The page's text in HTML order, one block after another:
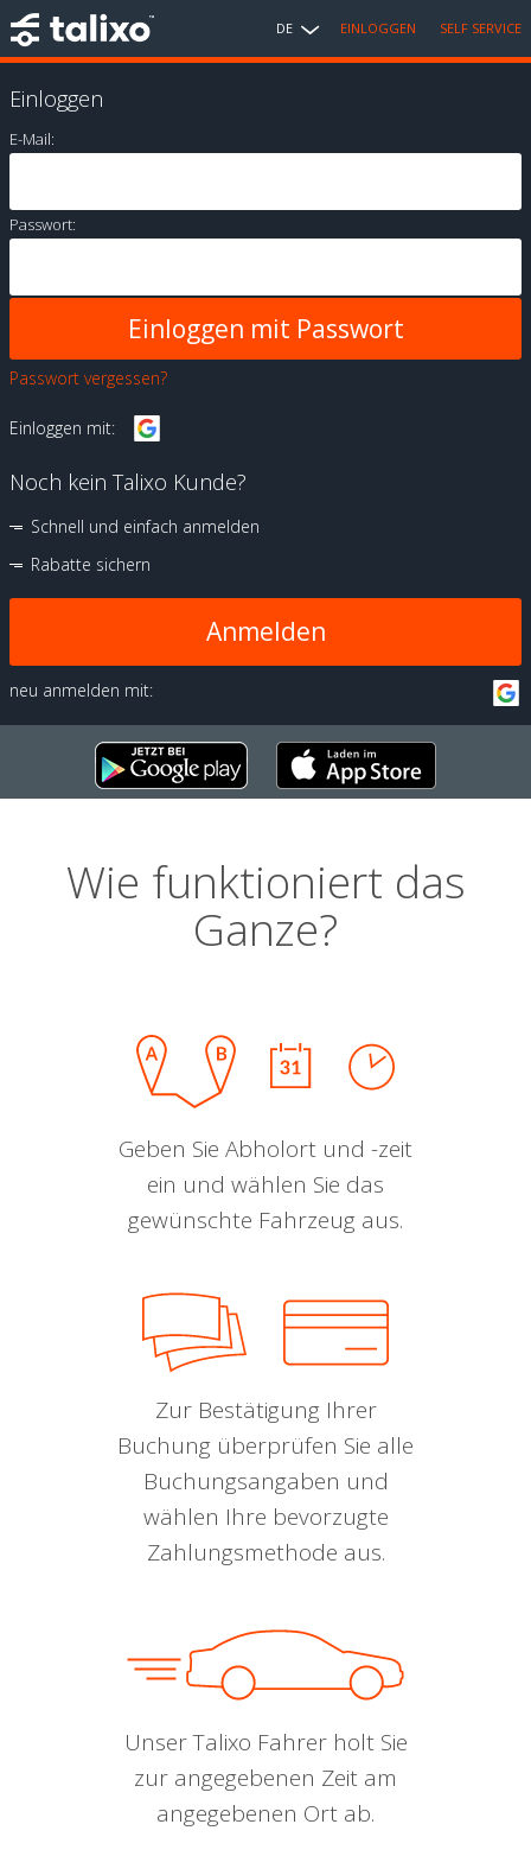
DE EINLOGGEN SELF SERVICE
Einloggen
E-Mail:
Passwort:
Passwort vergessen?
Einloggen mit:
Noch kein Talixo Kunde?
Schnell und einfach anmelden
Rabatte sichern
Anmelden
neu anmelden mit:
Wie funktioniert das
Ganze?
Geben Sie Abholort und -zeit
ein und wählen Sie das
gewünschte Fahrzeug aus.
Zur Bestätigung Ihrer
Buchung überprüfen Sie alle
Buchungsangaben und
wählen Ihre bevorzugte
Zahlungsmethode aus.
Unser Talixo Fahrer holt Sie
zur angegebenen Zeit am
angegebenen Ort ab.